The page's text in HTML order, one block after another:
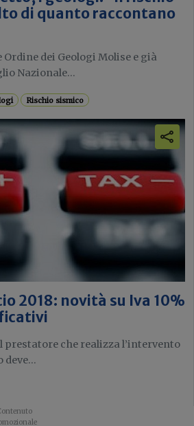
di quanto raccontano
dei Geologi Molise e già
Nazionale...
Rischio sismico
2018: novità su Iva 10%
prestatore che realizza l’intervento
deve...